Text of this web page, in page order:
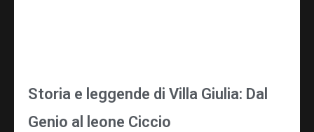
Storia e leggende di Villa Giulia: Dal
Genio al leone Ciccio